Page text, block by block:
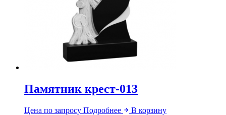
Памятник крест-013
Цена по запросу Подробнее В корзину